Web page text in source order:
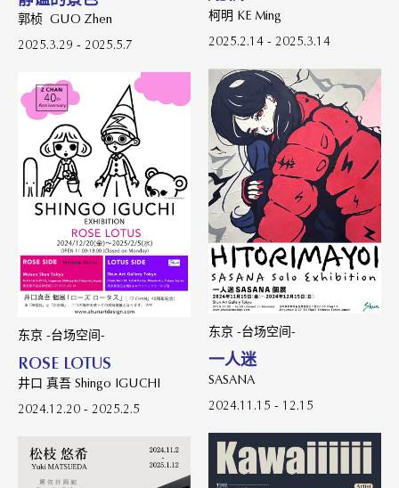
郭桢 GUO Zhen
2025.3.29 - 2025.5.7
柯明 KE Ming
2025.2.14 - 2025.3.14
东京 -台场空间-
ROSE LOTUS
井口 真吾 Shingo IGUCHI
2024.12.20 - 2025.2.5
东京 -台场空间-
一人迷
SASANA
2024.11.15 - 12.15